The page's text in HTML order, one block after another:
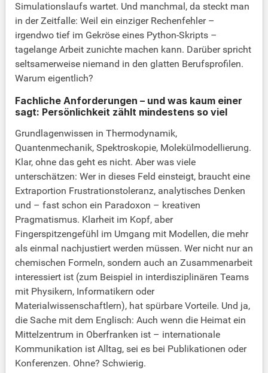
Simulationslaufs wartet. Und manchmal, da steckt man
in der Zeitfalle: Weil ein einziger Rechenfehler –
irgendwo tief im Gekröse eines Python-Skripts –
tagelange Arbeit zunichte machen kann. Darüber spricht
seltsamerweise niemand in den glatten Berufsprofilen.
Warum eigentlich?
Fachliche Anforderungen – und was kaum einer
sagt: Persönlichkeit zählt mindestens so viel
Grundlagenwissen in Thermodynamik,
Quantenmechanik, Spektroskopie, Molekülmodellierung.
Klar, ohne das geht es nicht. Aber was viele
unterschätzen: Wer in dieses Feld einsteigt, braucht eine
Extraportion Frustrationstoleranz, analytisches Denken
und – fast schon ein Paradoxon – kreativen
Pragmatismus. Klarheit im Kopf, aber
Fingerspitzengefühl im Umgang mit Modellen, die mehr
als einmal nachjustiert werden müssen. Wer nicht nur an
chemischen Formeln, sondern auch an Zusammenarbeit
interessiert ist (zum Beispiel in interdisziplinären Teams
mit Physikern, Informatikern oder
Materialwissenschaftlern), hat spürbare Vorteile. Und ja,
die Sache mit dem Englisch: Auch wenn die Heimat ein
Mittelzentrum in Oberfranken ist – internationale
Kommunikation ist Alltag, sei es bei Publikationen oder
Konferenzen. Ohne? Schwierig.